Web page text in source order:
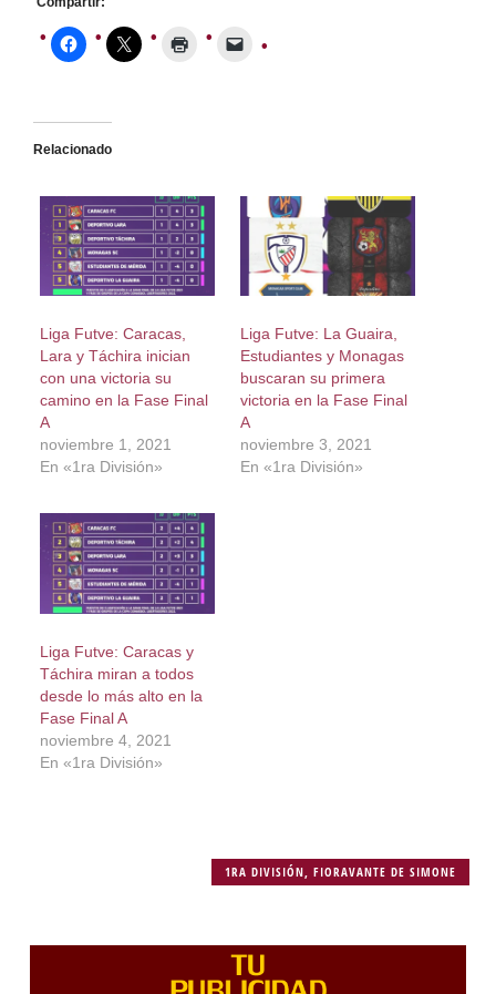
Relacionado
Liga Futve: Caracas,
Lara y Táchira inician
con una victoria su
camino en la Fase Final
A
noviembre 1, 2021
En «1ra División»
Liga Futve: La Guaira,
Estudiantes y Monagas
buscaran su primera
victoria en la Fase Final
A
noviembre 3, 2021
En «1ra División»
Liga Futve: Caracas y
Táchira miran a todos
desde lo más alto en la
Fase Final A
noviembre 4, 2021
En «1ra División»
1RA DIVISIÓN ,FIORAVANTE DE SIMONE